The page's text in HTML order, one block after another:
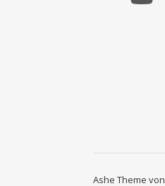
Ashe Theme von